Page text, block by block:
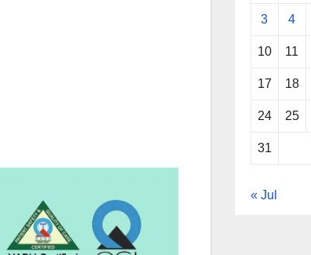
3 4
10 11
17 18
24 25
31
« Jul